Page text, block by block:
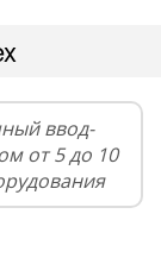
ввод-
от 5 до 10